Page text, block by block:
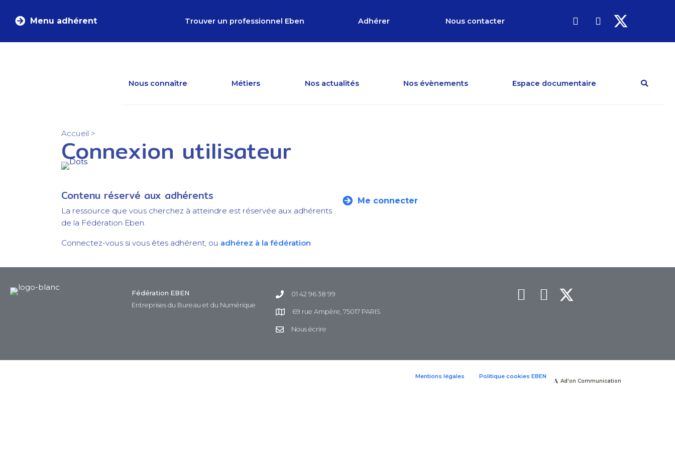
Menu adhérent Trouver un professionnel Eben Adhérer Nous contacter
Nous connaître Métiers Nos actualités Nos évènements Espace documentaire
Accueil >
Connexion utilisateur
Contenu réservé aux adhérents
La ressource que vous cherchez à atteindre est réservée aux adhérents
de la Fédération Eben.
Connectez-vous si vous êtes adhérent, ou adhérez à la fédération
Me connecter
Fédération EBEN
Entreprises du Bureau et du Numérique
01 42 96 38 99
69 rue Ampère, 75017 PARIS
Nous écrire
Mentions légales Politique cookies EBEN
Ad'on Communication